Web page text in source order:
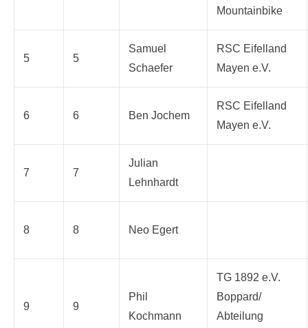
Mountainbike
5 5
Samuel
Schaefer
RSC Eifelland
Mayen e.V.
6 6 Ben Jochem
RSC Eifelland
Mayen e.V.
7 7
Julian
Lehnhardt
8 8 Neo Egert
9 9
Phil
Kochmann
TG 1892 e.V.
Boppard/
Abteilung